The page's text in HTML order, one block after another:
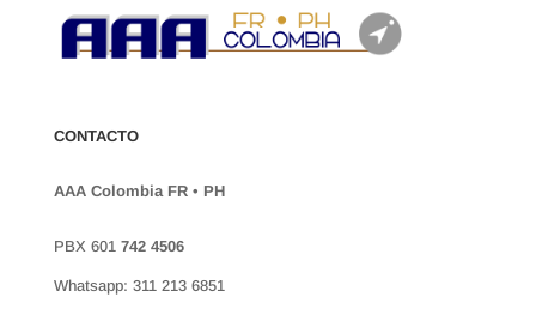
CONTACTO
AAA Colombia FR • PH
PBX 601 742 4506
Whatsapp: 311 213 6851